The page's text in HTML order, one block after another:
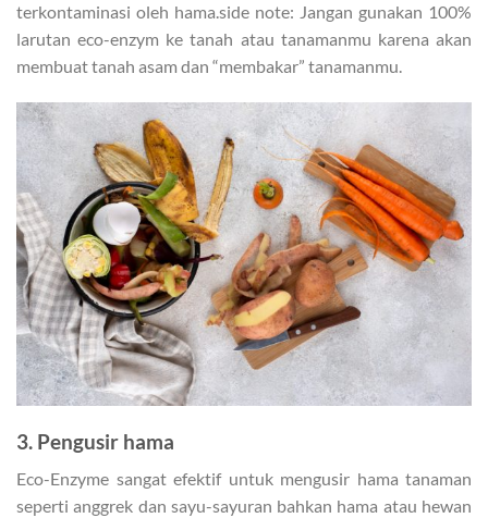
terkontaminasi oleh hama.side note: Jangan gunakan 100%
larutan eco-enzym ke tanah atau tanamanmu karena akan
membuat tanah asam dan “membakar” tanamanmu.
3. Pengusir hama
Eco-Enzyme sangat efektif untuk mengusir hama tanaman
seperti anggrek dan sayu-sayuran bahkan hama atau hewan